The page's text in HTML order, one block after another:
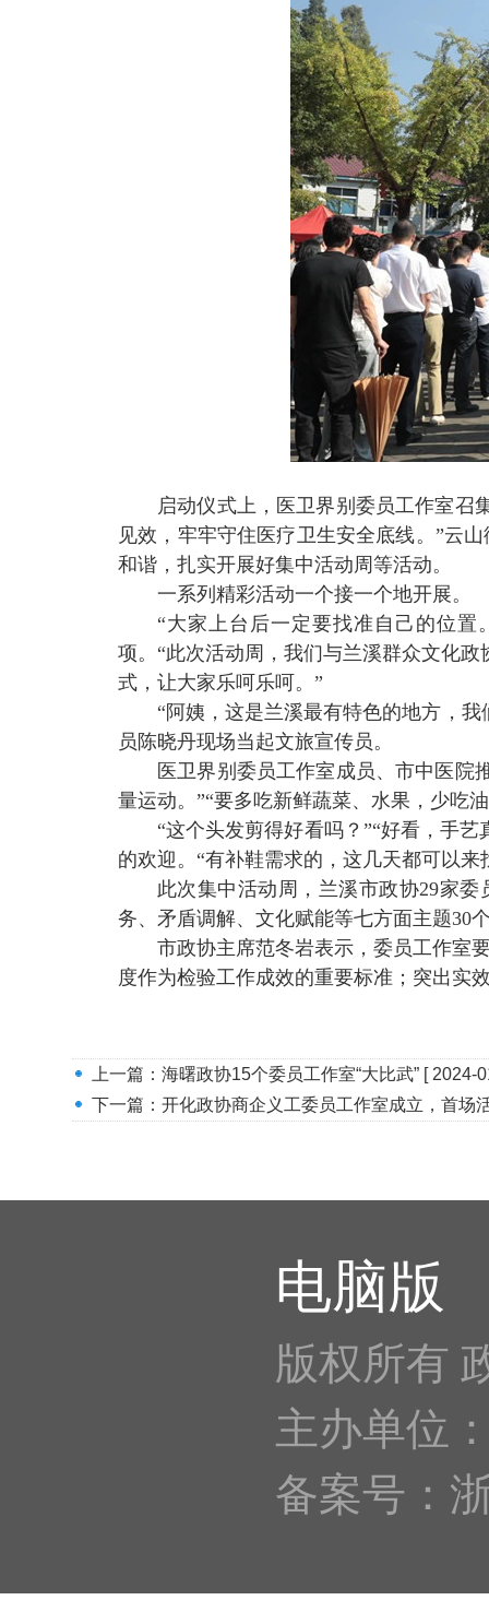
启动仪式上，医卫界别委员工作室召
见效，牢牢守住医疗卫生安全底线。”云
和谐，扎实开展好集中活动周等活动。
一系列精彩活动一个接一个地开展。
“大家上台后一定要找准自己的位
项。“此次活动周，我们与兰溪群众文化
式，让大家乐呵乐呵。”
“阿姨，这是兰溪最有特色的地方，
员陈晓丹现场当起文旅宣传员。
医卫界别委员工作室成员、市中医院
量运动。”“要多吃新鲜蔬菜、水果，少吃
“这个头发剪得好看吗？”“好看，手
的欢迎。“有补鞋需求的，这几天都可以来
此次集中活动周，兰溪市政协29家委
务、矛盾调解、文化赋能等七方面主题30
市政协主席范冬岩表示，委员工作室
度作为检验工作成效的重要标准；突出实
上一篇： 海曙政协15个委员工作室“大比武” [ 2024-
下一篇： 开化政协商企义工委员工作室成立，首场
电脑版
版权所有
主办单位
备案号：